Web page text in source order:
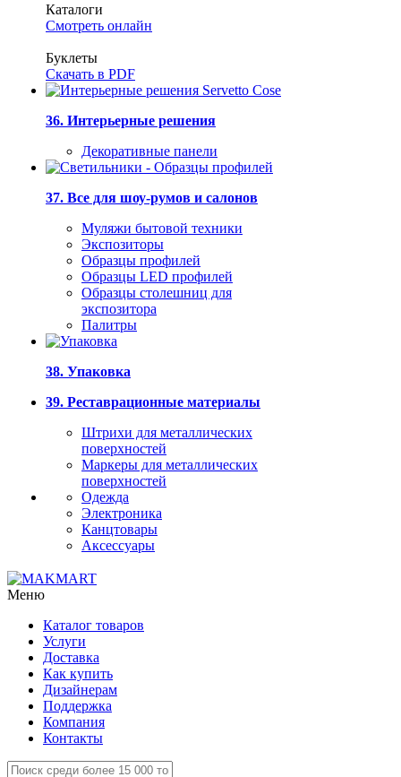
Каталоги
Смотреть онлайн
Буклеты
Скачать в PDF
36. Интерьерные решения
Декоративные панели
37. Все для шоу-румов и салонов
Муляжи бытовой техники
Экспозиторы
Образцы профилей
Образцы LED профилей
Образцы столешниц для
экспозитора
Палитры
38. Упаковка
39. Реставрационные материалы
Штрихи для металлических
поверхностей
Маркеры для металлических
поверхностей
Одежда
Электроника
Канцтовары
Аксессуары
Меню
Каталог товаров
Услуги
Доставка
Как купить
Дизайнерам
Поддержка
Компания
Контакты